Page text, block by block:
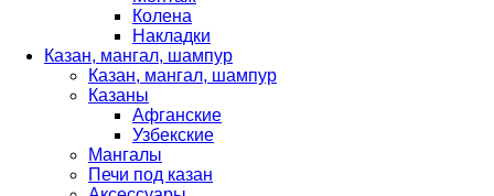
Колена
Накладки
Казан, мангал, шампур
Казан, мангал, шампур
Казаны
Афганские
Узбекские
Мангалы
Печи под казан